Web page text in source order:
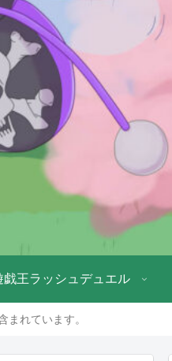
戯王ラッシュデュエル
まれています。